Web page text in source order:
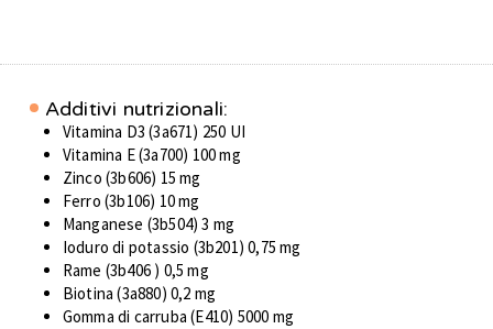
Additivi nutrizionali:
Vitamina D3 (3a671) 250 UI
Vitamina E (3a700) 100 mg
Zinco (3b606) 15 mg
Ferro (3b106) 10 mg
Manganese (3b504) 3 mg
Ioduro di potassio (3b201) 0,75 mg
Rame (3b406 ) 0,5 mg
Biotina (3a880) 0,2 mg
Gomma di carruba (E410) 5000 mg